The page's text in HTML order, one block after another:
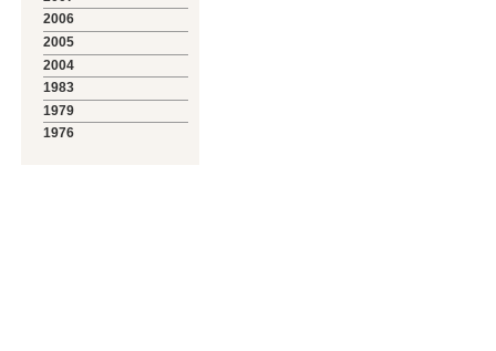
2006
2005
2004
1983
1979
1976